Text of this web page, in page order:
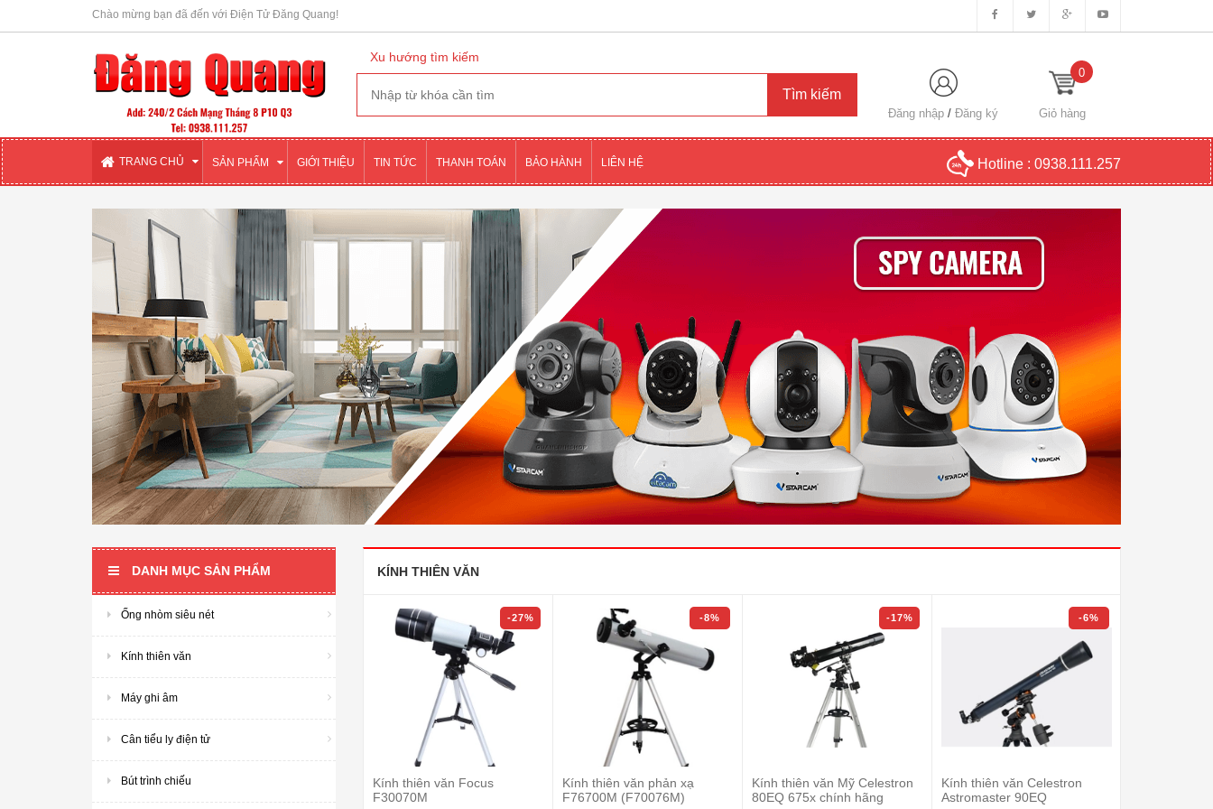
Chào mừng bạn đã đến với Điện Tử Đăng Quang!
Xu hướng tìm kiếm
Đăng nhập /Đăng ký Giỏ hàng
0
TRANG CHỦ SẢN PHẨM GIỚI THIỆU TIN TỨC THANH TOÁN BẢO HÀNH LIÊN HỆ Hotline : 0938.111.257
DANH MỤC SẢN PHẨM
Ống nhòm siêu nét
Kính thiên văn
Máy ghi âm
Cân tiểu ly điện tử
Bút trình chiếu
KÍNH THIÊN VĂN
-27%
Kính thiên văn Focus
F30070M
-8%
Kính thiên văn phản xạ
F76700M (F70076M)
-17%
Kính thiên văn Mỹ Celestron
80EQ 675x chính hãng
-6%
Kính thiên văn Celestron
Astromaster 90EQ